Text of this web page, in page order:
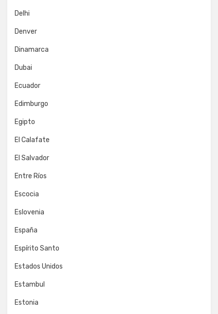
Delhi
Denver
Dinamarca
Dubai
Ecuador
Edimburgo
Egipto
El Calafate
El Salvador
Entre Ríos
Escocia
Eslovenia
España
Espírito Santo
Estados Unidos
Estambul
Estonia